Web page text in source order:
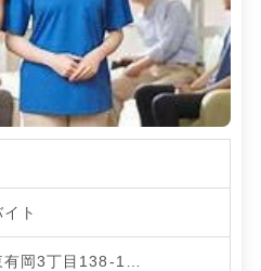
ト
有岡3丁目138-1…